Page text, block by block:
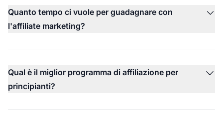
Quanto tempo ci vuole per guadagnare con
l'affiliate marketing?
Qual è il miglior programma di affiliazione per
principianti?